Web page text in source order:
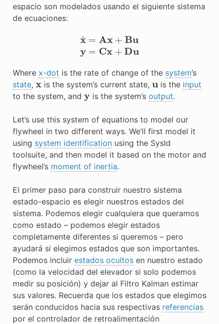
espacio son modelados usando el siguiente sistema
de ecuaciones:
=A B uy = Cx+
Where x-dot is the rate of change of the system’s
state, xis the system’s current state, u is the input
to the system, and yis the system’s output.
Let’s use this system of equations to model our
flywheel in two different ways. We’ll first model it
using system identificationusing the SysId
toolsuite, and then model it based on the motor and
flywheel’s moment of inertia.
El primer paso para construir nuestro sistema
estado-espacio es elegir nuestros estados del
sistema. Podemos elegir cualquiera que queramos
como estado – podemos elegir estados
completamente diferentes si queremos – pero
ayudará si elegimos estados que son importantes.
Podemos incluir estados ocultosen nuestro estado
(como la velocidad del elevador si solo podemos
medir su posición) y dejar al Filtro Kalman estimar
sus valores. Recuerda que los estados que elegimos
serán conducidos hacia sus respectivas referencias
por el controlador de retroalimentación